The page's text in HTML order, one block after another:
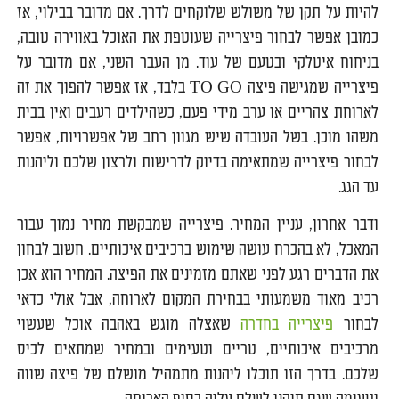
להיות על תקן של משולש שלוקחים לדרך. אם מדובר בבילוי, אז
כמובן אפשר לבחור פיצרייה שעוטפת את האוכל באווירה טובה,
בניחוח איטלקי ובטעם של עוד. מן העבר השני, אם מדובר על
פיצרייה שמגישה פיצה TO GO בלבד, אז אפשר להפוך את זה
לארוחת צהריים או ערב מידי פעם, כשהילדים רעבים ואין בבית
משהו מוכן. בשל העובדה שיש מגוון רחב של אפשרויות, אפשר
לבחור פיצרייה שמתאימה בדיוק לדרישות ולרצון שלכם וליהנות
עד הגג.
ודבר אחרון, עניין המחיר. פיצרייה שמבקשת מחיר נמוך עבור
המאכל, לא בהכרח עושה שימוש ברכיבים איכותיים. חשוב לבחון
את הדברים רגע לפני שאתם מזמינים את הפיצה. המחיר הוא אכן
רכיב מאוד משמעותי בבחירת המקום לארוחה, אבל אולי כדאי
לבחור פיצרייה בחדרהשאצלה מוגש באהבה אוכל שעשוי
מרכיבים איכותיים, טריים וטעימים ובמחיר שמתאים לכיס
שלכם. בדרך הזו תוכלו ליהנות מתמהיל מושלם של פיצה שווה